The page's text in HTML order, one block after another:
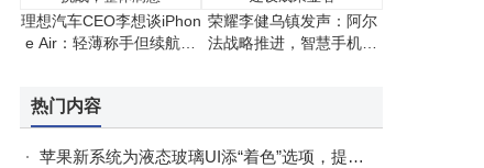
理想汽车CEO李想谈iPhon
e Air：轻薄称手但续航有
荣耀李健乌镇发声：阿尔
法战略推进，智慧手机生
热门内容
苹果新系统为液态玻璃UI添“着色”选项，提升界面文字可读性